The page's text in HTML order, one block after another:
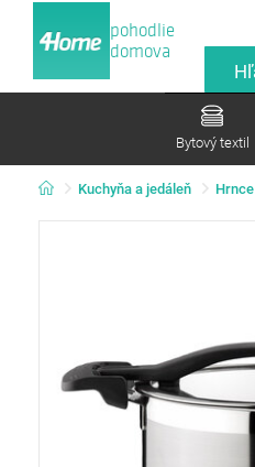
pohodlie
domova
Bytový textil
Kuchyňa a jedáleň Hrnce